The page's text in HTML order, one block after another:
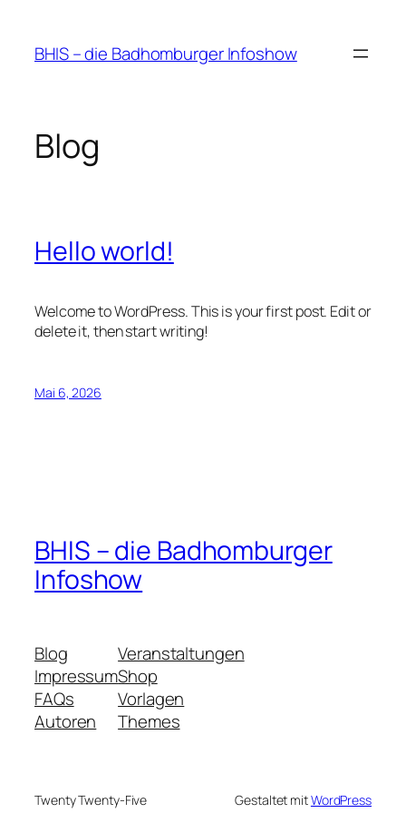
springen
BHIS – die Badhomburger Infoshow
Blog
Hello world!
Welcome to WordPress. This is your first post. Edit or
delete it, then start writing!
Mai 6, 2026
BHIS – die Badhomburger
Infoshow
Blog
Impressum
FAQs
Autoren
Veranstaltungen
Shop
Vorlagen
Themes
Twenty Twenty-Five Gestaltet mitWordPress